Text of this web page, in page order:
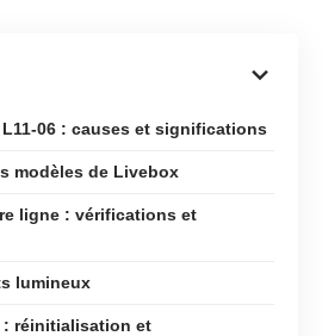
L11-06 : causes et significations
modèles de Livebox
ligne : vérifications et
lumineux
: réinitialisation et